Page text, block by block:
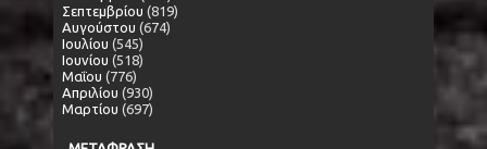
Σεπτεμβρίου (819)
Αυγούστου (674)
Ιουλίου (545)
Ιουνίου (518)
Μαΐου (776)
Απριλίου (930)
Μαρτίου (697)